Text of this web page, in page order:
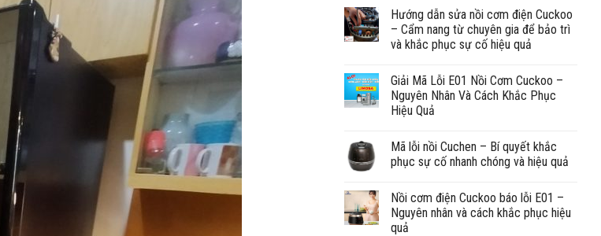
Hướng dẫn sửa nồi cơm điện Cuckoo
– Cẩm nang từ chuyên gia để bảo trì
và khắc phục sự cố hiệu quả
Giải Mã Lỗi E01 Nồi Cơm Cuckoo –
Nguyên Nhân Và Cách Khắc Phục
Hiệu Quả
Mã lỗi nồi Cuchen – Bí quyết khắc
phục sự cố nhanh chóng và hiệu quả
Nồi cơm điện Cuckoo báo lỗi E01 –
Nguyên nhân và cách khắc phục hiệu
quả